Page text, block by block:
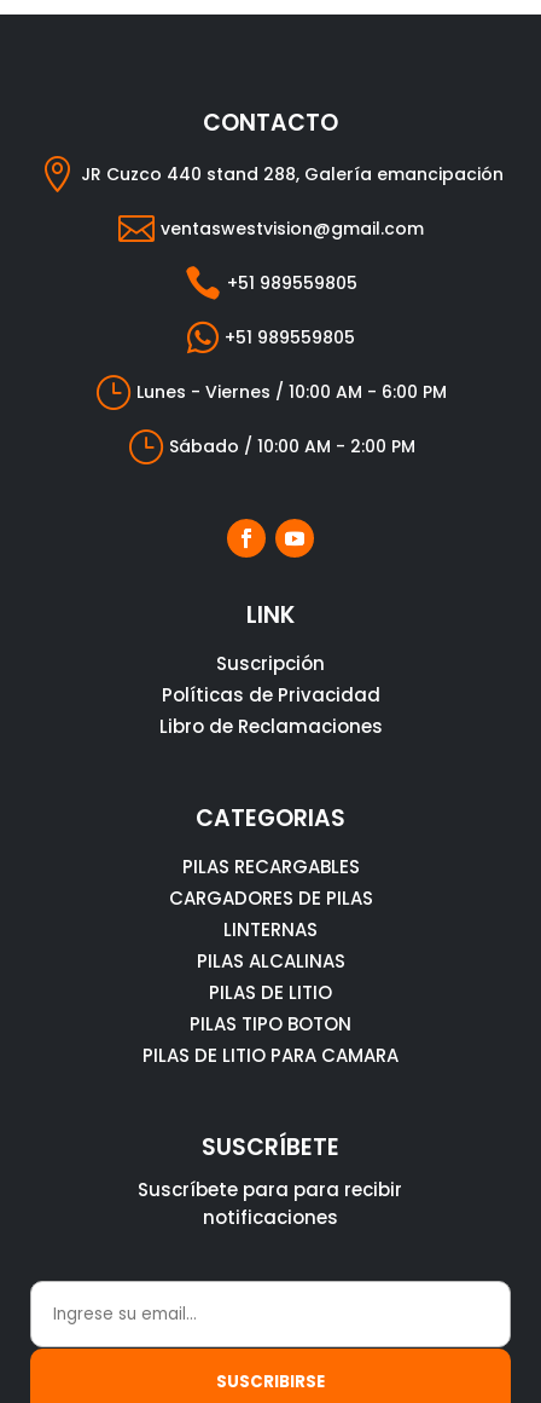
CONTACTO
 JR Cuzco 440 stand 288, Galería emancipación
 ventaswestvision@gmail.com
 +51 989559805
 +51 989559805
} Lunes - Viernes / 10:00 AM - 6:00 PM
} Sábado / 10:00 AM - 2:00 PM
LINK
Suscripción
Políticas de Privacidad
Libro de Reclamaciones
CATEGORIAS
PILAS RECARGABLES
CARGADORES DE PILAS
LINTERNAS
PILAS ALCALINAS
PILAS DE LITIO
PILAS TIPO BOTON
PILAS DE LITIO PARA CAMARA
SUSCRÍBETE
Suscríbete para para recibir
notificaciones